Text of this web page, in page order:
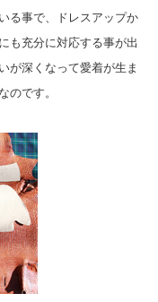
る事で、ドレスアップか
も充分に対応する事が出
が深くなって愛着が生ま
のです。